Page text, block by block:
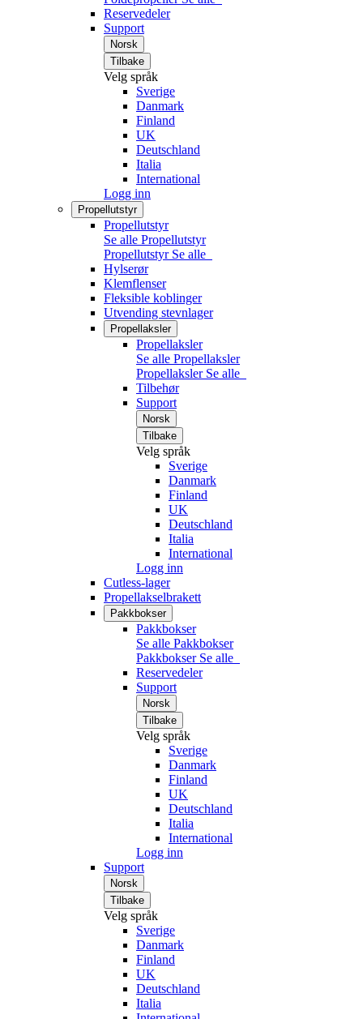
Reservedeler
Support
Norsk
Tilbake
Velg språk
Sverige
Danmark
Finland
UK
Deutschland
Italia
International
Logg inn
Propellutstyr
Propellutstyr
Se alle Propellutstyr
Propellutstyr Se alle
Hylserør
Klemflenser
Fleksible koblinger
Utvending stevnlager
Propellaksler
Propellaksler
Se alle Propellaksler
Propellaksler Se alle
Tilbehør
Support
Norsk
Tilbake
Velg språk
Sverige
Danmark
Finland
UK
Deutschland
Italia
International
Logg inn
Cutless-lager
Propellakselbrakett
Pakkbokser
Pakkbokser
Se alle Pakkbokser
Pakkbokser Se alle
Reservedeler
Support
Norsk
Tilbake
Velg språk
Sverige
Danmark
Finland
UK
Deutschland
Italia
International
Logg inn
Support
Norsk
Tilbake
Velg språk
Sverige
Danmark
Finland
UK
Deutschland
Italia